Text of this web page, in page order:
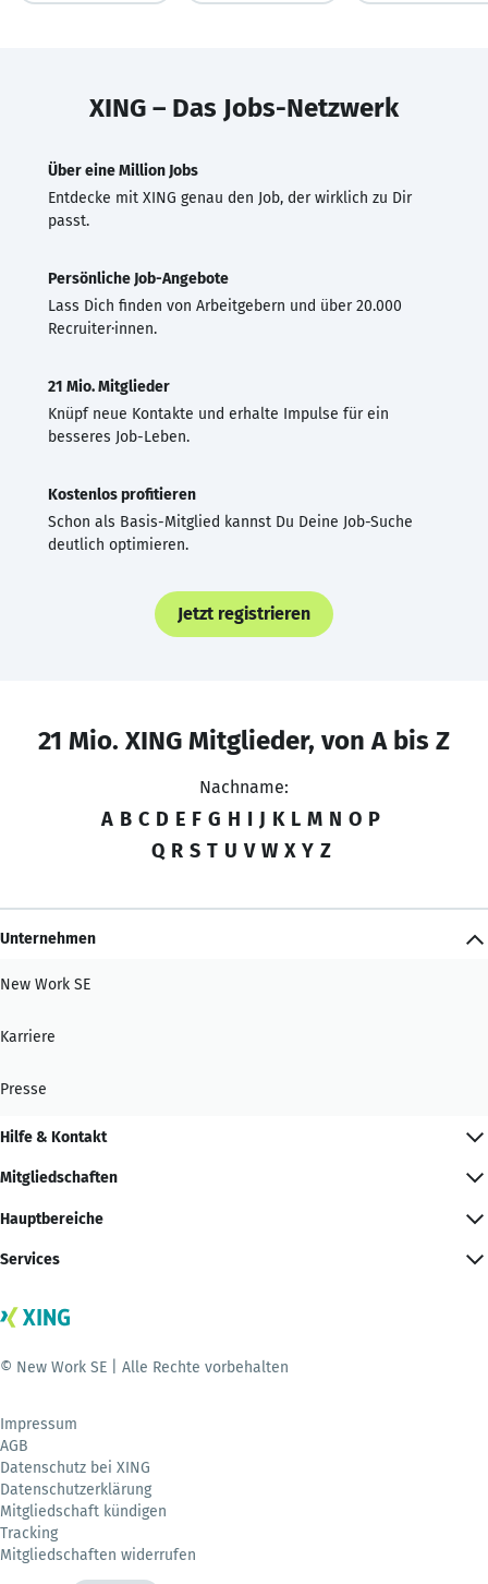
XING – Das Jobs-Netzwerk
Über eine Million Jobs
Entdecke mit XING genau den Job, der wirklich zu Dir
passt.
Persönliche Job-Angebote
Lass Dich finden von Arbeitgebern und über 20.000
Recruiter·innen.
21 Mio. Mitglieder
Knüpf neue Kontakte und erhalte Impulse für ein
besseres Job-Leben.
Kostenlos profitieren
Schon als Basis-Mitglied kannst Du Deine Job-Suche
deutlich optimieren.
Jetzt registrieren
21 Mio. XING Mitglieder, von A bis Z
Nachname:
A B C D E F G H I J K L M N O P
Q R S T U V W X Y Z
Unternehmen
New Work SE
Karriere
Presse
Hilfe & Kontakt
Mitgliedschaften
Hauptbereiche
Services
© New Work SE | Alle Rechte vorbehalten
Impressum
AGB
Datenschutz bei XING
Datenschutzerklärung
Mitgliedschaft kündigen
Tracking
Mitgliedschaften widerrufen